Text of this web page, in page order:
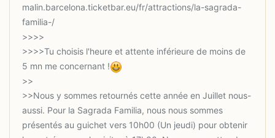
malin.barcelona.ticketbar.eu/fr/attractions/la-sagrada-
>>>>Tu choisis l'heure et attente inférieure de moins de
5 mn me concernant !
>>Nous y sommes retournés cette année en Juillet nous-
aussi. Pour la Sagrada Familia, nous nous sommes
présentés au guichet vers 10h00 (Un jeudi) pour obtenir